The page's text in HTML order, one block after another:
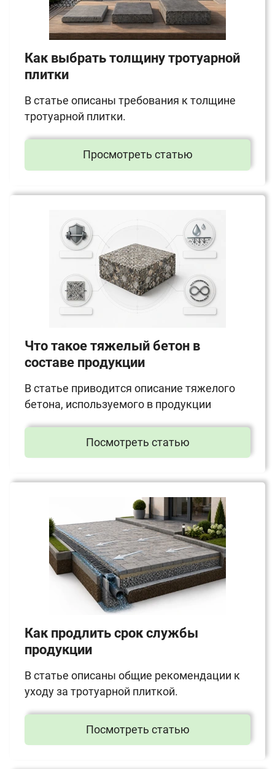
Как выбрать толщину тротуарной
плитки
В статье описаны требования к толщине
тротуарной плитки.
Просмотреть статью
Что такое тяжелый бетон в
составе продукции
В статье приводится описание тяжелого
бетона, используемого в продукции
Посмотреть статью
Как продлить срок службы
продукции
В статье описаны общие рекомендации к
уходу за тротуарной плиткой.
Посмотреть статью